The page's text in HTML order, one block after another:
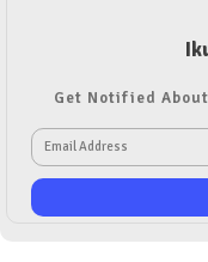
Get Notified